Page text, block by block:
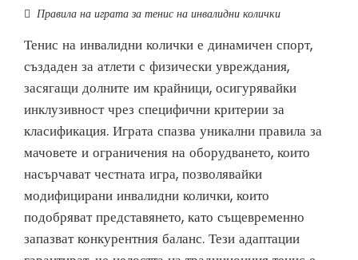
Правила на играта за тенис на инвалидни колички
Тенис на инвалидни колички е динамичен спорт,
създаден за атлети с физически увреждания,
засягащи долните им крайници, осигурявайки
инклузивност чрез специфични критерии за
класификация. Играта спазва уникални правила за
мачовете и ограничения на оборудването, които
насърчават честната игра, позволявайки
модифицирани инвалидни колички, които
подобряват представянето, като същевременно
запазват конкурентния баланс. Тези адаптации